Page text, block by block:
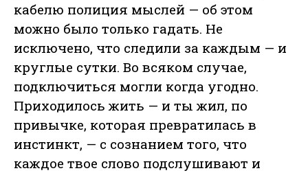
кабелю полиция мыслей — об этом
можно было только гадать. Не
исключено, что следили за каждым — и
круглые сутки. Во всяком случае,
подключиться могли когда угодно.
Приходилось жить — и ты жил, по
привычке, которая превратилась в
инстинкт, — с сознанием того, что
каждое твое слово подслушивают и